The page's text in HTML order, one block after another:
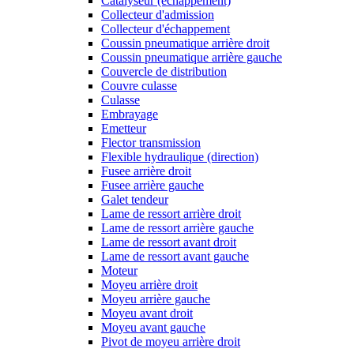
Collecteur d'admission
Collecteur d'échappement
Coussin pneumatique arrière droit
Coussin pneumatique arrière gauche
Couvercle de distribution
Couvre culasse
Culasse
Embrayage
Emetteur
Flector transmission
Flexible hydraulique (direction)
Fusee arrière droit
Fusee arrière gauche
Galet tendeur
Lame de ressort arrière droit
Lame de ressort arrière gauche
Lame de ressort avant droit
Lame de ressort avant gauche
Moteur
Moyeu arrière droit
Moyeu arrière gauche
Moyeu avant droit
Moyeu avant gauche
Pivot de moyeu arrière droit